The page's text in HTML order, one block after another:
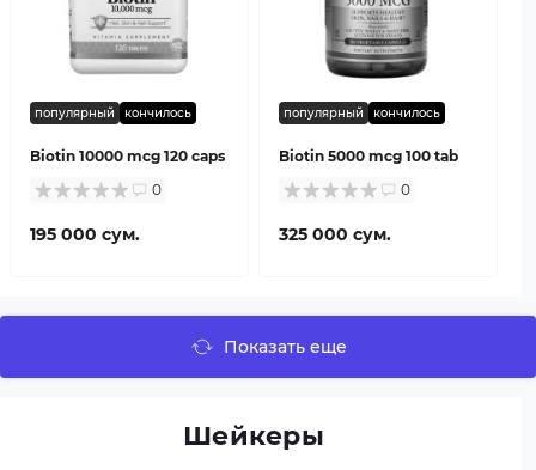
популярный кончилось
Biotin 10000 mcg 120 caps
0
195 000 сум.
популярный кончилось
Biotin 5000 mcg 100 tab
0
325 000 сум.
Показать еще
Шейкеры